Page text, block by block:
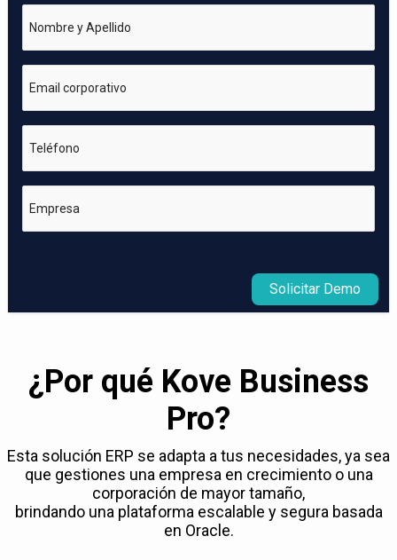
Nombre y Apellido
Email corporativo
Teléfono
Empresa
Solicitar Demo
¿Por qué Kove Business
Pro?
Esta solución ERP se adapta a tus necesidades, ya sea
que gestiones una empresa en crecimiento o una
corporación de mayor tamaño,
brindando una plataforma escalable y segura basada
en Oracle.